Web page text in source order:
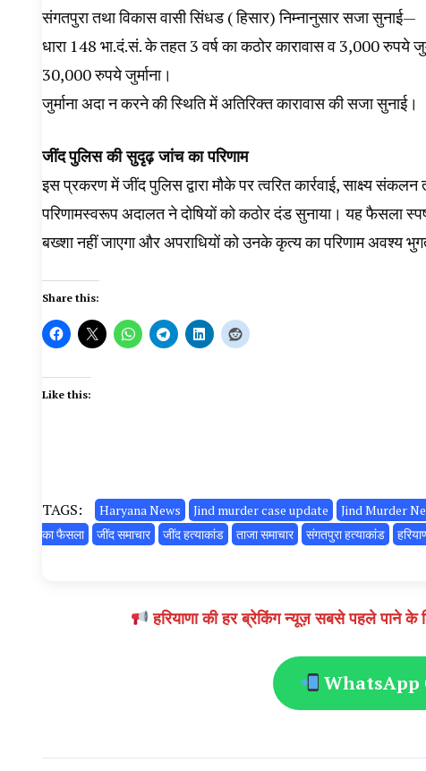
संगतपुरा तथा विकास वासी सिंधड ( हिसार) निम्नानुसार सजा सुनाई—
धारा 148 भा.दं.सं. के तहत 3 वर्ष का कठोर कारावास व 3,000 रुपये
30,000 रुपये जुर्माना।
जुर्माना अदा न करने की स्थिति में अतिरिक्त कारावास की सजा सुनाई।
जींदपुलिस की सुदृढ़ जांच का परिणाम
इस प्रकरण में जींद पुलिस द्वारा मौके पर त्वरित कार्रवाई, साक्ष्य
परिणामस्वरूप अदालत ने दोषियों को कठोर दंड सुनाया। यह फैसला
बख्शा नहीं जाएगा और अपराधियों को उनके कृत्य का परिणाम अवश्य
Share this:
Like this:
TAGS: Haryana News Jind murder case update Jind Murder
का फैसला
जींद समाचार जींद हत्याकांड ताजा समाचार संगतपुरा हत्याकांड
हरियाणा की हर ब्रेकिंग न्यूज़ सबसे पहले पाने
WhatsApp